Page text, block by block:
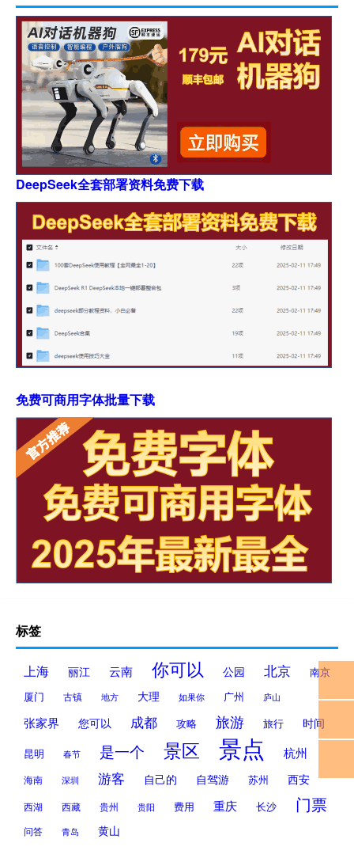
DeepSeek全套部署资料免费下载
免费可商用字体批量下载
标签
上海 丽江 云南 你可以 公园 北京
南京
厦门
古镇 地方 大理 如果你 广州 庐山
张家界 您可以 成都 攻略 旅游 旅行 时间
昆明 春节 是一个 景区 景点 杭州
海南 深圳 游客 自己的 自驾游 苏州 西安
西湖 西藏 贵州 贵阳 费用 重庆 长沙 门票
问答 青岛 黄山